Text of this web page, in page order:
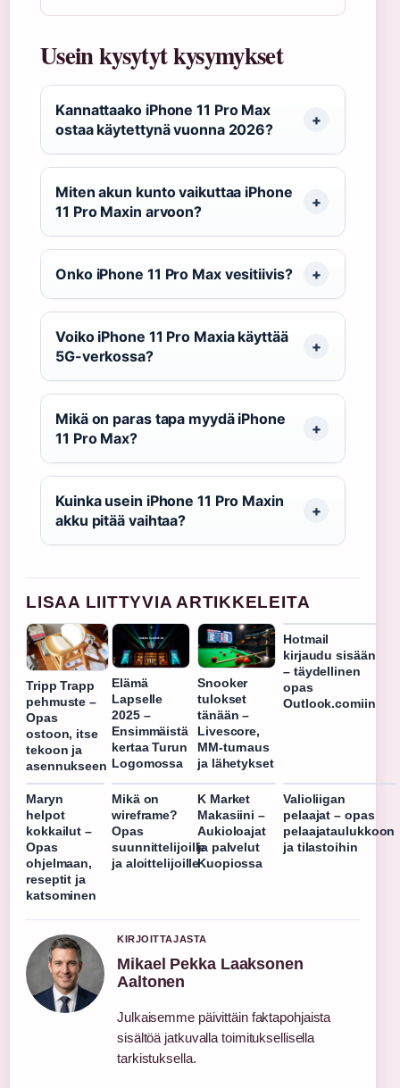
Usein kysytyt kysymykset
Kannattaako iPhone 11 Pro Max
ostaa käytettynä vuonna 2026?
Miten akun kunto vaikuttaa iPhone
11 Pro Maxin arvoon?
Onko iPhone 11 Pro Max vesitiivis?
Voiko iPhone 11 Pro Maxia käyttää
5G-verkossa?
Mikä on paras tapa myydä iPhone
11 Pro Max?
Kuinka usein iPhone 11 Pro Maxin
akku pitää vaihtaa?
LISAA LIITTYVIA ARTIKKELEITA
Tripp Trapp
pehmuste –
Opas
ostoon, itse
tekoon ja
asennukseen
Elämä
Lapselle
2025 –
Ensimmäistä
kertaa Turun
Logomossa
Snooker
tulokset
tänään –
Livescore,
MM-turnaus
ja lähetykset
Hotmail
kirjaudu sisään
– täydellinen
opas
Outlook.comiin
Maryn
helpot
kokkailut –
Opas
ohjelmaan,
reseptit ja
katsominen
Mikä on
wireframe?
Opas
suunnittelijoille
ja aloittelijoille
K Market
Makasiini –
Aukioloajat
ja palvelut
Kuopiossa
Valioliigan
pelaajat – opas
pelaajataulukkoon
ja tilastoihin
KIRJOITTAJASTA
Mikael Pekka Laaksonen
Aaltonen
Julkaisemme päivittäin faktapohjaista
sisältöä jatkuvalla toimituksellisella
tarkistuksella.